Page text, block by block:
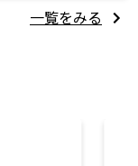
一覧をみる